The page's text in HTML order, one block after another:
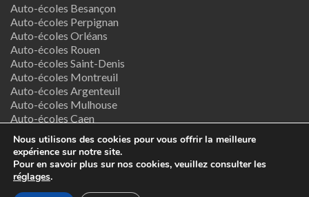
Auto-écoles Besançon
Auto-écoles Perpignan
Auto-écoles Orléans
Auto-écoles Rouen
Auto-écoles Saint-Denis
Auto-écoles Montreuil
Auto-écoles Argenteuil
Auto-écoles Mulhouse
Auto-écoles Caen
Termes & Conditions
Copyright © 2026Supreme Directory Theme
Nous utilisons des cookies pour vous offrir la meilleure
expérience sur notre site.
Pour en savoir plus sur nos cookies, veuillez consulter les
réglages.